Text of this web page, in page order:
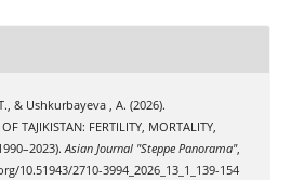
& Ushkurbayeva , A. (2026).
TAJIKISTAN: FERTILITY, MORTALITY,
Asian Journal "Steppe Panorama",
10.51943/2710-3994_2026_13_1_139-154